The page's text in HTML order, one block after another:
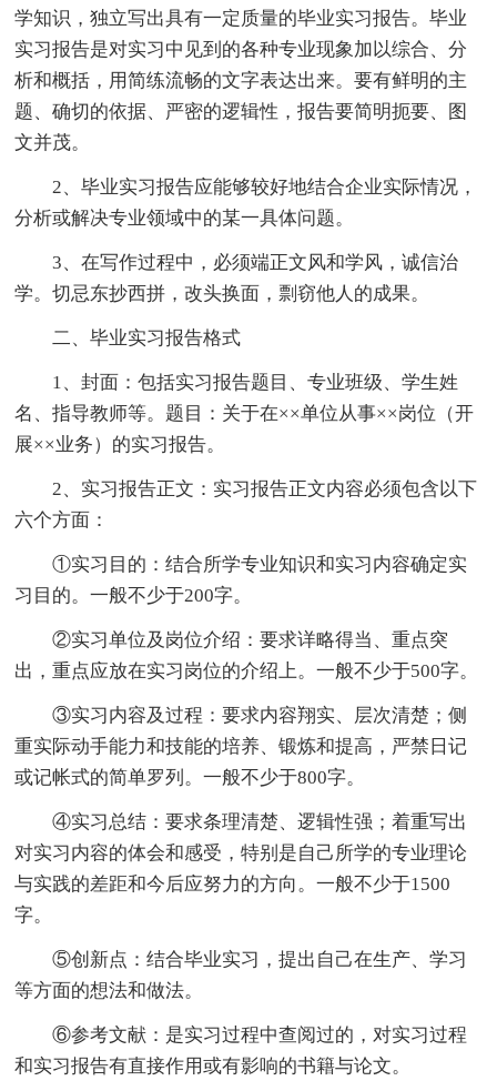
学知识，独立写出具有一定质量的毕业实习报告。毕业
实习报告是对实习中见到的各种专业现象加以综合、分
析和概括，用简练流畅的文字表达出来。要有鲜明的主
题、确切的依据、严密的逻辑性，报告要简明扼要、图
文并茂。
2、毕业实习报告应能够较好地结合企业实际情况，
分析或解决专业领域中的某一具体问题。
3、在写作过程中，必须端正文风和学风，诚信治
学。切忌东抄西拼，改头换面，剽窃他人的成果。
二、毕业实习报告格式
1、封面：包括实习报告题目、专业班级、学生姓
名、指导教师等。题目：关于在××单位从事××岗位（开
展××业务）的实习报告。
2、实习报告正文：实习报告正文内容必须包含以下
六个方面：
①实习目的：结合所学专业知识和实习内容确定实
习目的。一般不少于200字。
②实习单位及岗位介绍：要求详略得当、重点突
出，重点应放在实习岗位的介绍上。一般不少于500字。
③实习内容及过程：要求内容翔实、层次清楚；侧
重实际动手能力和技能的培养、锻炼和提高，严禁日记
或记帐式的简单罗列。一般不少于800字。
④实习总结：要求条理清楚、逻辑性强；着重写出
对实习内容的体会和感受，特别是自己所学的专业理论
与实践的差距和今后应努力的方向。一般不少于1500
字。
⑤创新点：结合毕业实习，提出自己在生产、学习
等方面的想法和做法。
⑥参考文献：是实习过程中查阅过的，对实习过程
和实习报告有直接作用或有影响的书籍与论文。